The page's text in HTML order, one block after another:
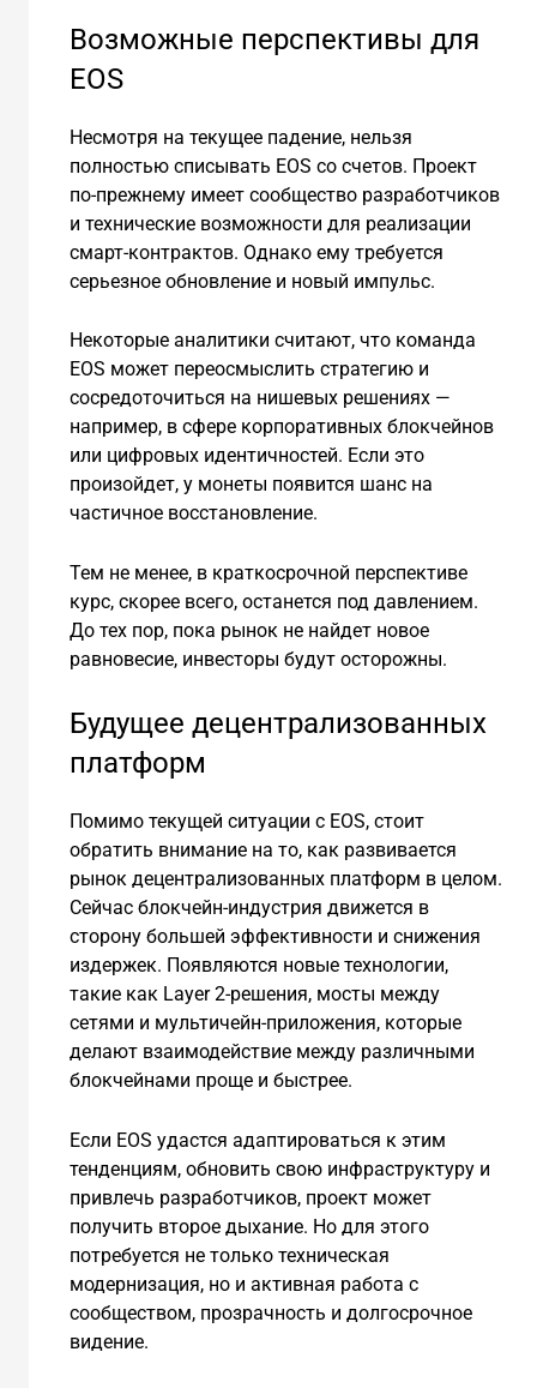
Возможные перспективы для
EOS
Несмотря на текущее падение, нельзя
полностью списывать EOS со счетов. Проект
по-прежнему имеет сообщество разработчиков
и технические возможности для реализации
смарт-контрактов. Однако ему требуется
серьезное обновление и новый импульс.
Некоторые аналитики считают, что команда
EOS может переосмыслить стратегию и
сосредоточиться на нишевых решениях —
например, в сфере корпоративных блокчейнов
или цифровых идентичностей. Если это
произойдет, у монеты появится шанс на
частичное восстановление.
Тем не менее, в краткосрочной перспективе
курс, скорее всего, останется под давлением.
До тех пор, пока рынок не найдет новое
равновесие, инвесторы будут осторожны.
Будущее децентрализованных
платформ
Помимо текущей ситуации с EOS, стоит
обратить внимание на то, как развивается
рынок децентрализованных платформ в целом.
Сейчас блокчейн-индустрия движется в
сторону большей эффективности и снижения
издержек. Появляются новые технологии,
такие как Layer 2-решения, мосты между
сетями и мультичейн-приложения, которые
делают взаимодействие между различными
блокчейнами проще и быстрее.
Если EOS удастся адаптироваться к этим
тенденциям, обновить свою инфраструктуру и
привлечь разработчиков, проект может
получить второе дыхание. Но для этого
потребуется не только техническая
модернизация, но и активная работа с
сообществом, прозрачность и долгосрочное
видение.